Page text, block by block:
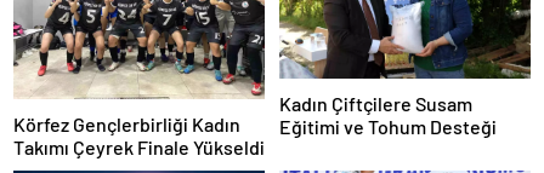
Körfez Gençlerbirliği Kadın
Takımı Çeyrek Finale Yükseldi
Kadın Çiftçilere Susam
Eğitimi ve Tohum Desteği